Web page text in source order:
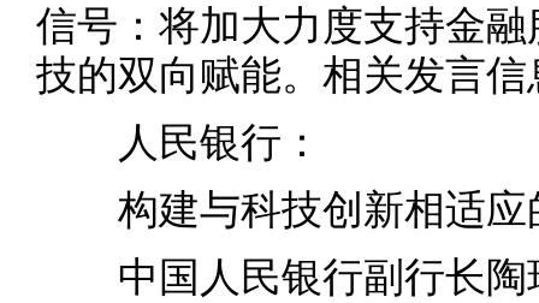
信号：将加大力度支持金
技的双向赋能。相关发言
人民银行：
构建与科技创新相适应
中国人民银行副行长陶